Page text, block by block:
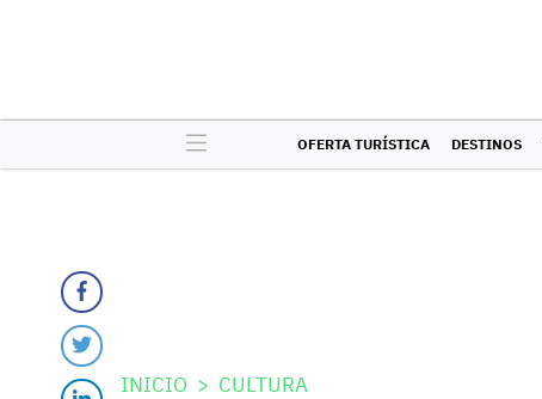
OFERTA TURÍSTICA DESTINOS
INICIO CULTURA